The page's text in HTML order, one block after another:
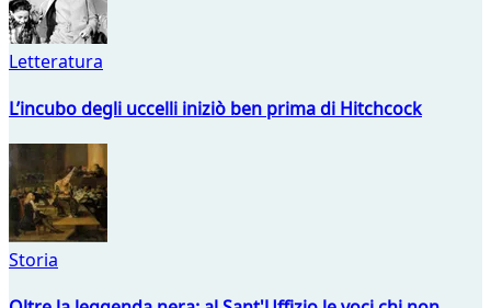
Letteratura
L’incubo degli uccelli iniziò ben prima di Hitchcock
Storia